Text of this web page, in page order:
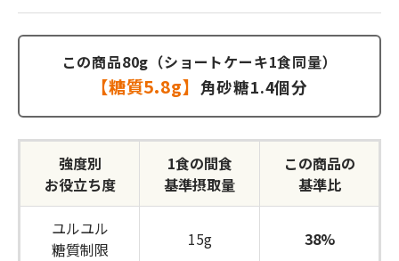
この商品80g（ショートケーキ1食同量）
【糖質5.8g】 角砂糖1.4個分
強度別
お役立ち度
1食の間食
基準摂取量
この商品の
基準比
ユルユル
糖質制限
15g 38%